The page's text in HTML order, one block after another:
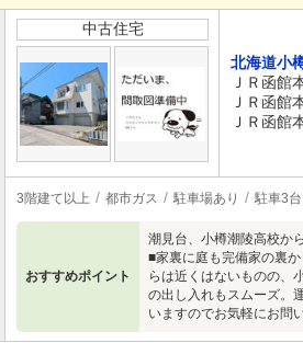
中古住宅
北海道小
ＪＲ函館
ＪＲ函館
ＪＲ函館
3階建て以上 都市ガス 駐車場あり 駐車3台
おすすめポイント
潮見台、小樽潮陵高校か
■家裏に庭も完備家の裏
らは近くはないものの、
の出し入れもスムーズ。
いますのでお気軽にお問